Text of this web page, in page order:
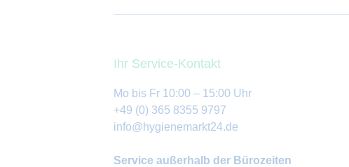
Ihr Service-Kontakt
Mo bis Fr 10:00 – 15:00 Uhr
+49 (0) 365 8355 9797
info@hygienemarkt24.de
Service außerhalb der Bürozeiten